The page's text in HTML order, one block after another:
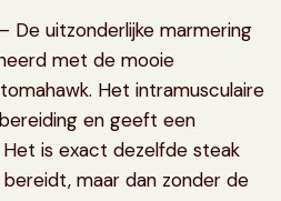
– De uitzonderlijke marmering
met de mooie
Het intramusculaire
en geeft een
is exact dezelfde steak
maar dan zonder de